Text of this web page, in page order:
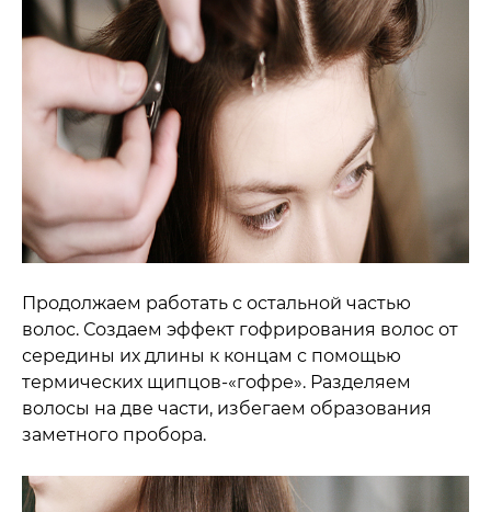
Продолжаем работать с остальной частью
волос. Создаем эффект гофрирования волос от
середины их длины к концам с помощью
термических щипцов-«гофре». Разделяем
волосы на две части, избегаем образования
заметного пробора.